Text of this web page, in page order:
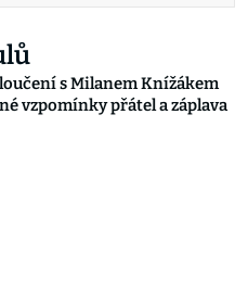
s Milanem Knížákem
vzpomínky přátel a záplava